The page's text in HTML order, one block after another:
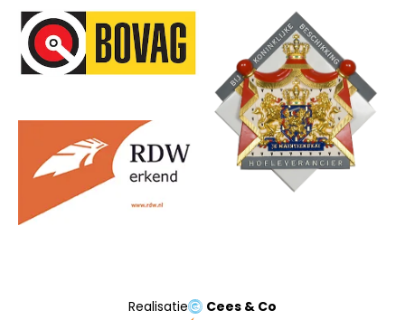
Onze partners
Realisatie
Cees & Co